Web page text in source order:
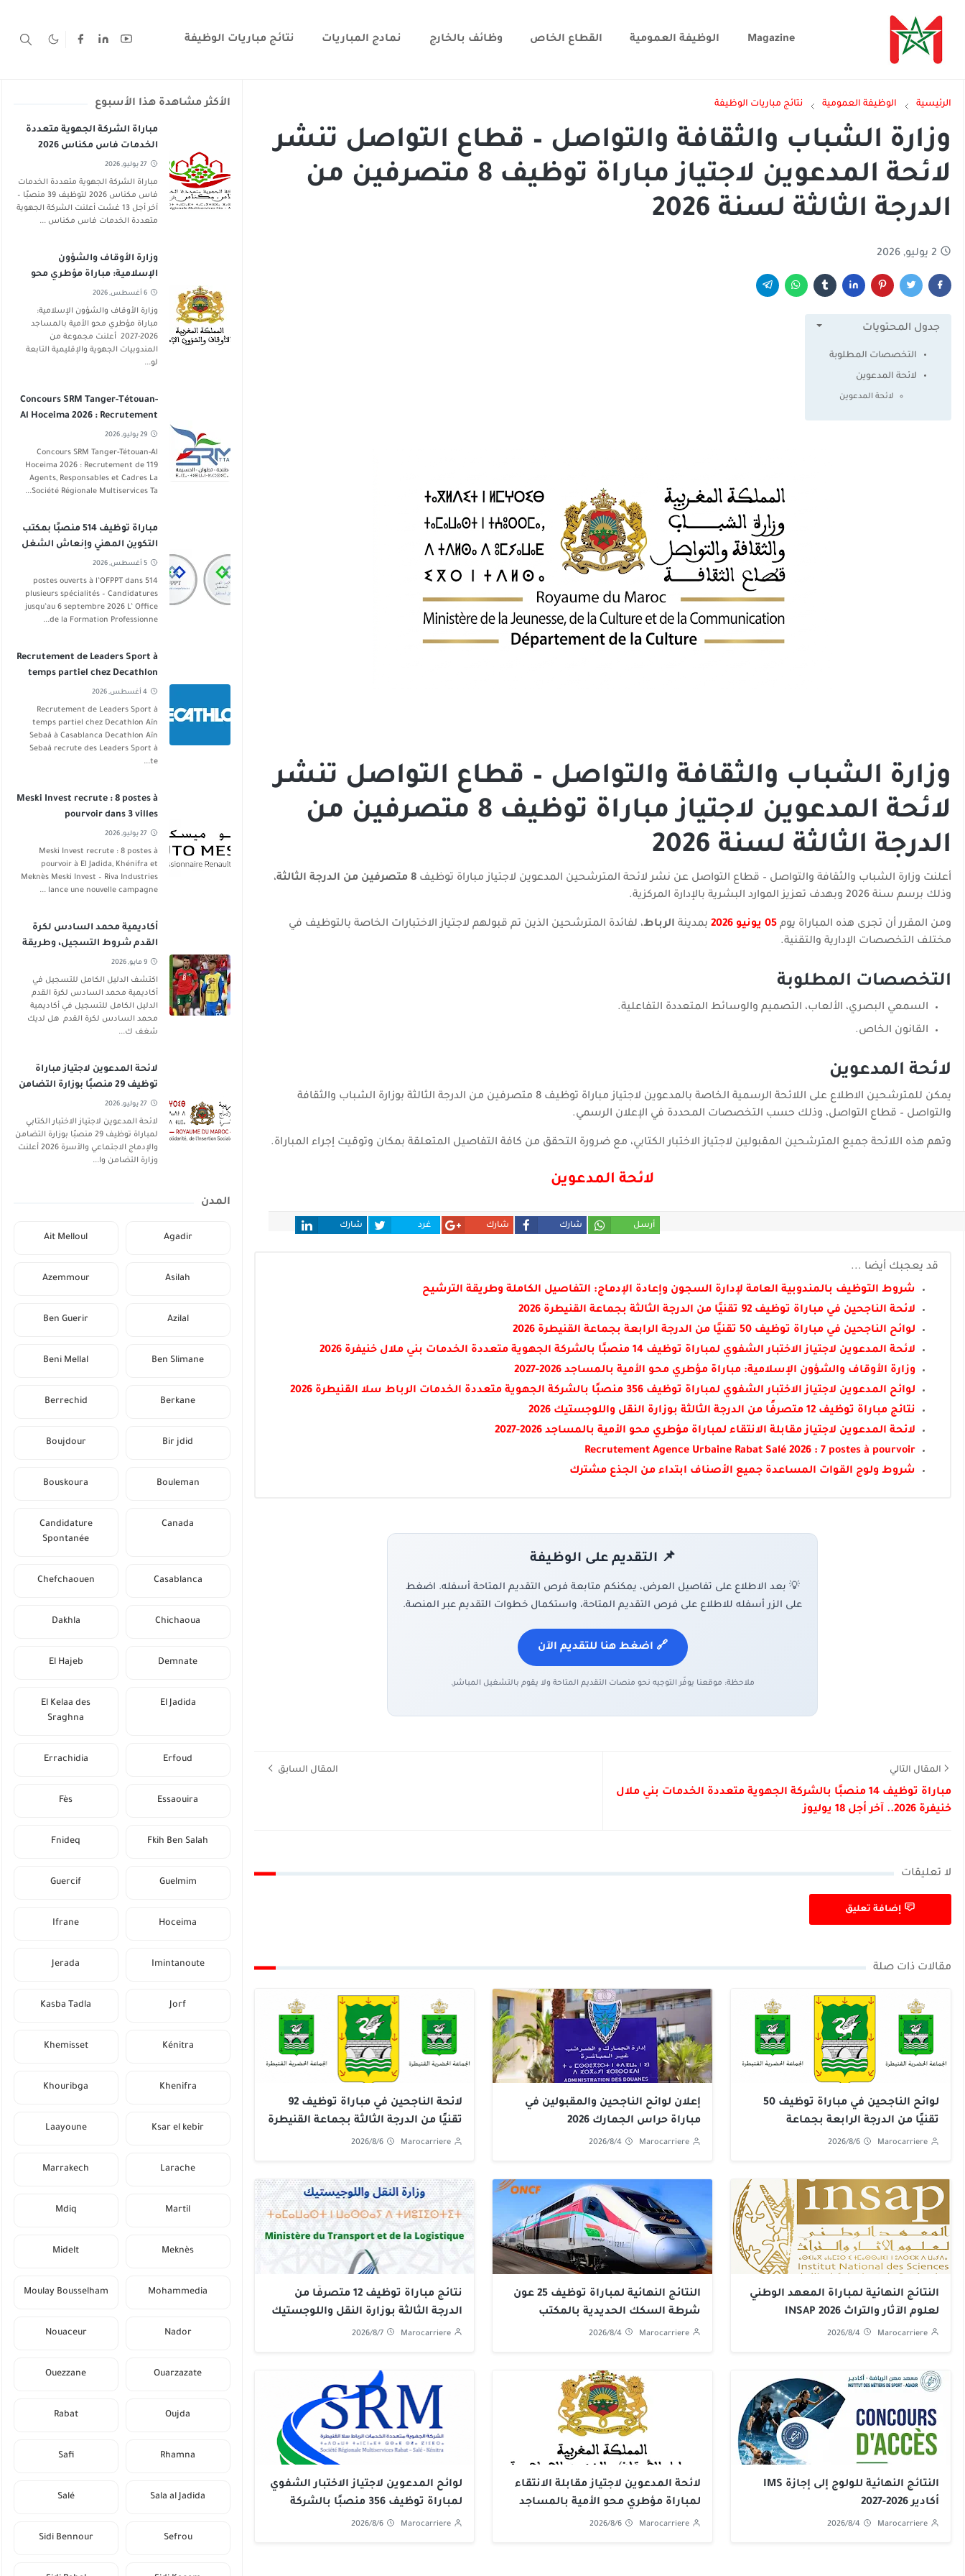
Magazine الوظيفة العمومية القطاع الخاص وظائف بالخارج نمادج المباريات نتائج مباريات الوظيفة
الرئيسية الوظيفة العمومية نتائج مباريات الوظيفة
وزارة الشباب والثقافة والتواصل – قطاع التواصل تنشر
لائحة المدعوين لاجتياز مباراة توظيف 8 متصرفين من
الدرجة الثالثة لسنة 2026
2 يوليو, 2026
جدول المحتويات
التخصصات المطلوبة
لائحة المدعوين
لائحة المدعوين
وزارة الشباب والثقافة والتواصل – قطاع التواصل تنشر
لائحة المدعوين لاجتياز مباراة توظيف 8 متصرفين من
الدرجة الثالثة لسنة 2026
أعلنت وزارة الشباب والثقافة والتواصل – قطاع التواصل عن نشر لائحة المترشحين المدعوين لاجتياز مباراة توظيف 8 متصرفين من الدرجة الثالثة
،
وذلك برسم سنة 2026 وبهدف تعزيز الموارد البشرية بالإدارة المركزية.
ومن المقرر أن تجرى هذه المباراة يوم 05 يونيو 2026 بمدينة الرباط، لفائدة المترشحين الذين تم قبولهم لاجتياز الاختبارات الخاصة بالتوظيف في
مختلف التخصصات الإدارية والتقنية.
التخصصات المطلوبة
السمعي البصري، الألعاب، التصميم والوسائط المتعددة التفاعلية.
القانون الخاص.
لائحة المدعوين
يمكن للمترشحين الاطلاع على اللائحة الرسمية الخاصة بالمدعوين لاجتياز مباراة توظيف 8 متصرفين من الدرجة الثالثة بوزارة الشباب والثقافة
والتواصل – قطاع التواصل، وذلك حسب التخصصات المحددة في الإعلان الرسمي.
وتهم هذه اللائحة جميع المترشحين المقبولين لاجتياز الاختبار الكتابي، مع ضرورة التحقق من كافة التفاصيل المتعلقة بمكان وتوقيت إجراء المباراة.
لائحة المدعوين
شارك غرد شارك شارك أرسل
قد يعجبك أيضا ...
شروط التوظيف بالمندوبية العامة لإدارة السجون وإعادة الإدماج: التفاصيل الكاملة وطريقة الترشيح
لائحة الناجحين في مباراة توظيف 92 تقنيًا من الدرجة الثالثة بجماعة القنيطرة 2026
لوائح الناجحين في مباراة توظيف 50 تقنيًا من الدرجة الرابعة بجماعة القنيطرة 2026
لائحة المدعوين لاجتياز الاختبار الشفوي لمباراة توظيف 14 منصبًا بالشركة الجهوية متعددة الخدمات بني ملال خنيفرة 2026
وزارة الأوقاف والشؤون الإسلامية: مباراة مؤطري محو الأمية بالمساجد 2026-2027
لوائح المدعوين لاجتياز الاختبار الشفوي لمباراة توظيف 356 منصبًا بالشركة الجهوية متعددة الخدمات الرباط سلا القنيطرة 2026
نتائج مباراة توظيف 12 متصرفًا من الدرجة الثالثة بوزارة النقل واللوجستيك 2026
لائحة المدعوين لاجتياز مقابلة الانتقاء لمباراة مؤطري محو الأمية بالمساجد 2026-2027
Recrutement Agence Urbaine Rabat Salé 2026 : 7 postes à pourvoir
شروط ولوج القوات المساعدة جميع الأصناف ابتداء من الجذع مشترك
📌 التقديم على الوظيفة
💡 بعد الاطلاع على تفاصيل العرض، يمكنكم متابعة فرص التقديم المتاحة أسفله. اضغط
على الزر أسفله للاطلاع على فرص التقديم المتاحة، واستكمال خطوات التقديم عبر المنصة.
🔗 اضغط هنا للتقديم الآن
ملاحظة: موقعنا يوفّر التوجيه نحو منصات التقديم المتاحة ولا يقوم بالتشغيل المباشر.
المقال التالي
مباراة توظيف 14 منصبًا بالشركة الجهوية متعددة الخدمات بني ملال
خنيفرة 2026.. آخر أجل 18 يوليوز
المقال السابق
لا تعليقات
إضافة تعليق
مقالات ذات صلة
لوائح الناجحين في مباراة توظيف 50
تقنيًا من الدرجة الرابعة بجماعة
القنيطرة 2026
Marocarriere
2026/8/6
إعلان لوائح الناجحين والمقبولين في
مباراة حراس الجمارك 2026
Marocarriere
2026/8/4
لائحة الناجحين في مباراة توظيف 92
تقنيًا من الدرجة الثالثة بجماعة القنيطرة
2026
Marocarriere
2026/8/6
النتائج النهائية لمباراة المعهد الوطني
لعلوم الآثار والتراث INSAP 2026
Marocarriere
2026/8/4
النتائج النهائية لمباراة توظيف 25 عون
شرطة السكك الحديدية بالمكتب
الوطني للسكك الحديدية 2026
Marocarriere
2026/8/4
نتائج مباراة توظيف 12 متصرفًا من
الدرجة الثالثة بوزارة النقل واللوجستيك
2026
Marocarriere
2026/8/7
النتائج النهائية للولوج إلى إجازة IMS
أكادير 2026-2027
Marocarriere
2026/8/4
لائحة المدعوين لاجتياز مقابلة الانتقاء
لمباراة مؤطري محو الأمية بالمساجد
2026-2027
Marocarriere
2026/8/6
لوائح المدعوين لاجتياز الاختبار الشفوي
لمباراة توظيف 356 منصبًا بالشركة
الجهوية متعددة الخدمات الرباط سلا
Marocarriere
2026/8/6
الأكثر مشاهدة هذا الأسبوع
مباراة الشركة الجهوية متعددة
الخدمات فاس مكناس 2026
غشت 2026
27 يوليو, 2026
مباراة الشركة الجهوية متعددة الخدمات
فاس مكناس 2026 لتوظيف 39 منصبًا –
آخر أجل 13 غشت أعلنت الشركة الجهوية
متعددة الخدمات فاس مكناس ...
وزارة الأوقاف والشؤون
الإسلامية: مباراة مؤطري محو
الأمية بالمساجد 2026-2027
6 أغسطس, 2026
وزارة الأوقاف والشؤون الإسلامية:
مباراة مؤطري محو الأمية بالمساجد
2026-2027 أعلنت مجموعة من
المندوبيات الجهوية والإقليمية التابعة
لو...
Concours SRM Tanger-Tétouan-
Al Hoceima 2026 : Recrutement
de 119 Postes
29 يوليو, 2026
Concours SRM Tanger-Tétouan-Al
Hoceima 2026 : Recrutement de 119
Agents, Responsables et Cadres La
Société Régionale Multiservices Ta...
مباراة توظيف 514 منصبًا بمكتب
التكوين المهني وإنعاش الشغل
شتنبر 2026
5 أغسطس, 2026
514 postes ouverts à l’OFPPT dans
plusieurs spécialités – Candidatures
jusqu’au 6 septembre 2026 L’ Office
de la Formation Professionne...
Recrutement de Leaders Sport à
temps partiel chez Decathlon
Aïn Sebaâ
4 أغسطس, 2026
Recrutement de Leaders Sport à
temps partiel chez Decathlon Aïn
Sebaâ à Casablanca Decathlon Aïn
Sebaâ recrute des Leaders Sport à
te...
Meski Invest recrute : 8 postes à
pourvoir dans 3 villes
27 يوليو, 2026
Meski Invest recrute : 8 postes à
pourvoir à El Jadida, Khénifra et
Meknès Meski Invest – Riva Industries
lance une nouvelle campagne ...
أكاديمية محمد السادس لكرة
القدم شروط التسجيل، وطريقة
الانخراط
9 مايو, 2026
اكتشف الدليل الكامل للتسجيل في
أكاديمية محمد السادس لكرة القدم
الدليل الكامل للتسجيل في أكاديمية
محمد السادس لكرة القدم هل لديك
شغف ك...
لائحة المدعوين لاجتياز مباراة
توظيف 29 منصبًا بوزارة التضامن
والإدماج الاجتماعي والأسرة 2026
27 يوليو, 2026
لائحة المدعوين لاجتياز الاختبار الكتابي
لمباراة توظيف 29 منصبًا بوزارة التضامن
والإدماج الاجتماعي والأسرة 2026 أعلنت
وزارة التضامن وا...
المدن
Agadir
Ait Melloul
Asilah
Azemmour
Azilal
Ben Guerir
Ben Slimane
Beni Mellal
Berkane
Berrechid
Bir jdid
Boujdour
Bouleman
Bouskoura
Canada
Candidature
Spontanée
Casablanca
Chefchaouen
Chichaoua
Dakhla
Demnate
El Hajeb
El Jadida
El Kelaa des
Sraghna
Erfoud
Errachidia
Essaouira
Fès
Fkih Ben Salah
Fnideq
Guelmim
Guercif
Hoceima
Ifrane
Imintanoute
Jerada
Jorf
Kasba Tadla
Kénitra
Khemisset
Khenifra
Khouribga
Ksar el kebir
Laayoune
Larache
Marrakech
Martil
Mdiq
Meknès
Midelt
Mohammedia
Moulay Bousselham
Nador
Nouaceur
Ouarzazate
Ouezzane
Oujda
Rabat
Rhamna
Safi
Sala al Jadida
Salé
Sefrou
Sidi Bennour